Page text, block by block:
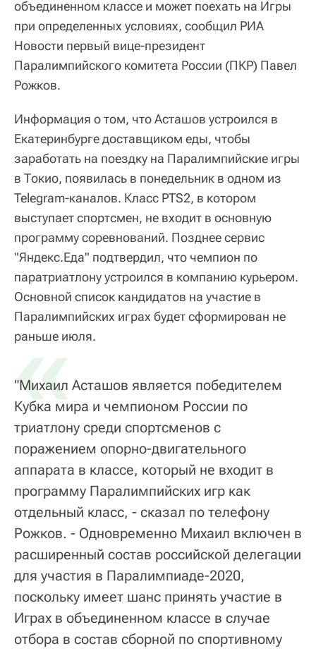
объединенном классе и может поехать на Игры
при определенных условиях, сообщил РИА
Новости первый вице-президент
Паралимпийского комитета России (ПКР) Павел
Рожков.
Информация о том, что Асташов устроился в
Екатеринбурге доставщиком еды, чтобы
заработать на поездку на Паралимпийские игры
в Токио, появилась в понедельник в одном из
Telegram-каналов. Класс PTS2, в котором
выступает спортсмен, не входит в основную
программу соревнований. Позднее сервис
"Яндекс.Еда" подтвердил, что чемпион по
паратриатлону устроился в компанию курьером.
Основной список кандидатов на участие в
Паралимпийских играх будет сформирован не
раньше июля.
«
"Михаил Асташов является победителем
Кубка мира и чемпионом России по
триатлону среди спортсменов с
поражением опорно-двигательного
аппарата в классе, который не входит в
программу Паралимпийских игр как
отдельный класс, - сказал по телефону
Рожков. - Одновременно Михаил включен в
расширенный состав российской делегации
для участия в Паралимпиаде-2020,
поскольку имеет шанс принять участие в
Играх в объединенном классе в случае
отбора в состав сборной по спортивному